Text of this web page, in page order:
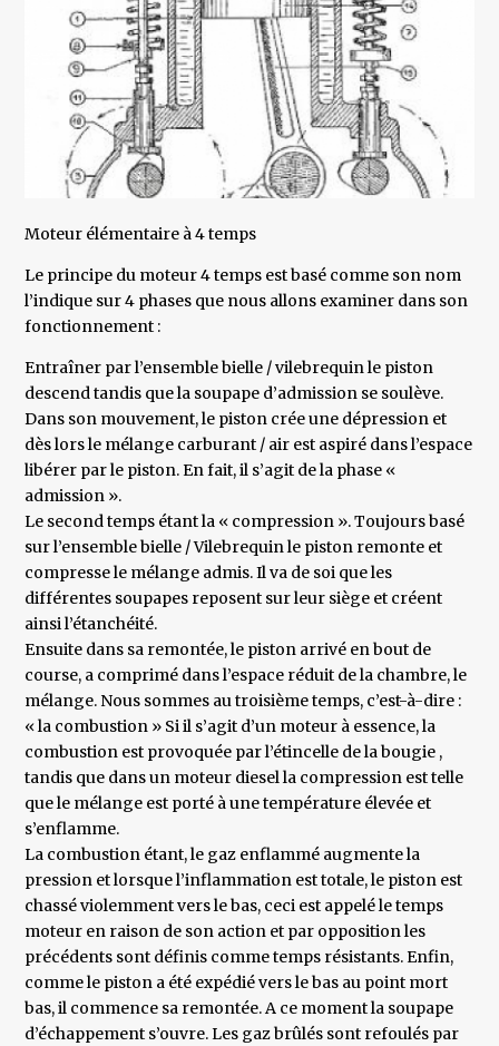
Moteur élémentaire à 4 temps
Le principe du moteur 4 temps est basé comme son nom
l’indique sur 4 phases que nous allons examiner dans son
fonctionnement :
Entraîner par l’ensemble bielle / vilebrequin le piston
descend tandis que la soupape d’admission se soulève.
Dans son mouvement, le piston crée une dépression et
dès lors le mélange carburant / air est aspiré dans l’espace
libérer par le piston. En fait, il s’agit de la phase «
admission ».
Le second temps étant la « compression ». Toujours basé
sur l’ensemble bielle / Vilebrequin le piston remonte et
compresse le mélange admis. Il va de soi que les
différentes soupapes reposent sur leur siège et créent
ainsi l’étanchéité.
Ensuite dans sa remontée, le piston arrivé en bout de
course, a comprimé dans l’espace réduit de la chambre, le
mélange. Nous sommes au troisième temps, c’est-à-dire :
« la combustion » Si il s’agit d’un moteur à essence, la
combustion est provoquée par l’étincelle de la bougie ,
tandis que dans un moteur diesel la compression est telle
que le mélange est porté à une température élevée et
s’enflamme.
La combustion étant, le gaz enflammé augmente la
pression et lorsque l’inflammation est totale, le piston est
chassé violemment vers le bas, ceci est appelé le temps
moteur en raison de son action et par opposition les
précédents sont définis comme temps résistants. Enfin,
comme le piston a été expédié vers le bas au point mort
bas, il commence sa remontée. A ce moment la soupape
d’échappement s’ouvre. Les gaz brûlés sont refoulés par